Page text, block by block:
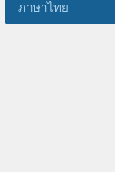
ภาษาไทย